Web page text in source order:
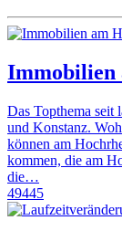
Immobilien
Das Topthema seit
und Konstanz.
können am
kommen, die am
die…
49445